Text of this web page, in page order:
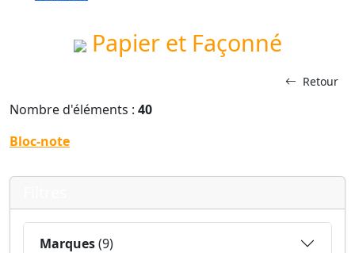
Papier et Façonné
Retour
Nombre d'éléments : 40
Bloc-note
Marques(9)